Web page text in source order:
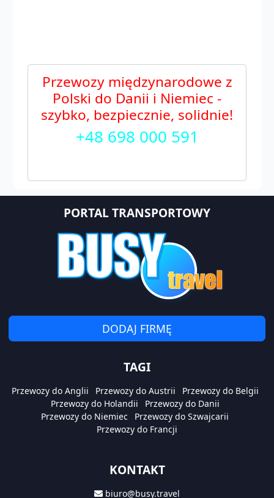
Przewozy międzynarodowe z
Polski do Danii i Niemiec -
szybko, bezpiecznie, solidnie!
+48 698 000 591
PORTAL TRANSPORTOWY
DODAJ FIRMĘ
TAGI
Przewozy do Anglii Przewozy do Austrii
Przewozy do Belgii
Przewozy do Holandii
Przewozy do Danii
Przewozy do Niemiec
Przewozy do Szwajcarii
Przewozy do Francji
KONTAKT
biuro@busy.travel